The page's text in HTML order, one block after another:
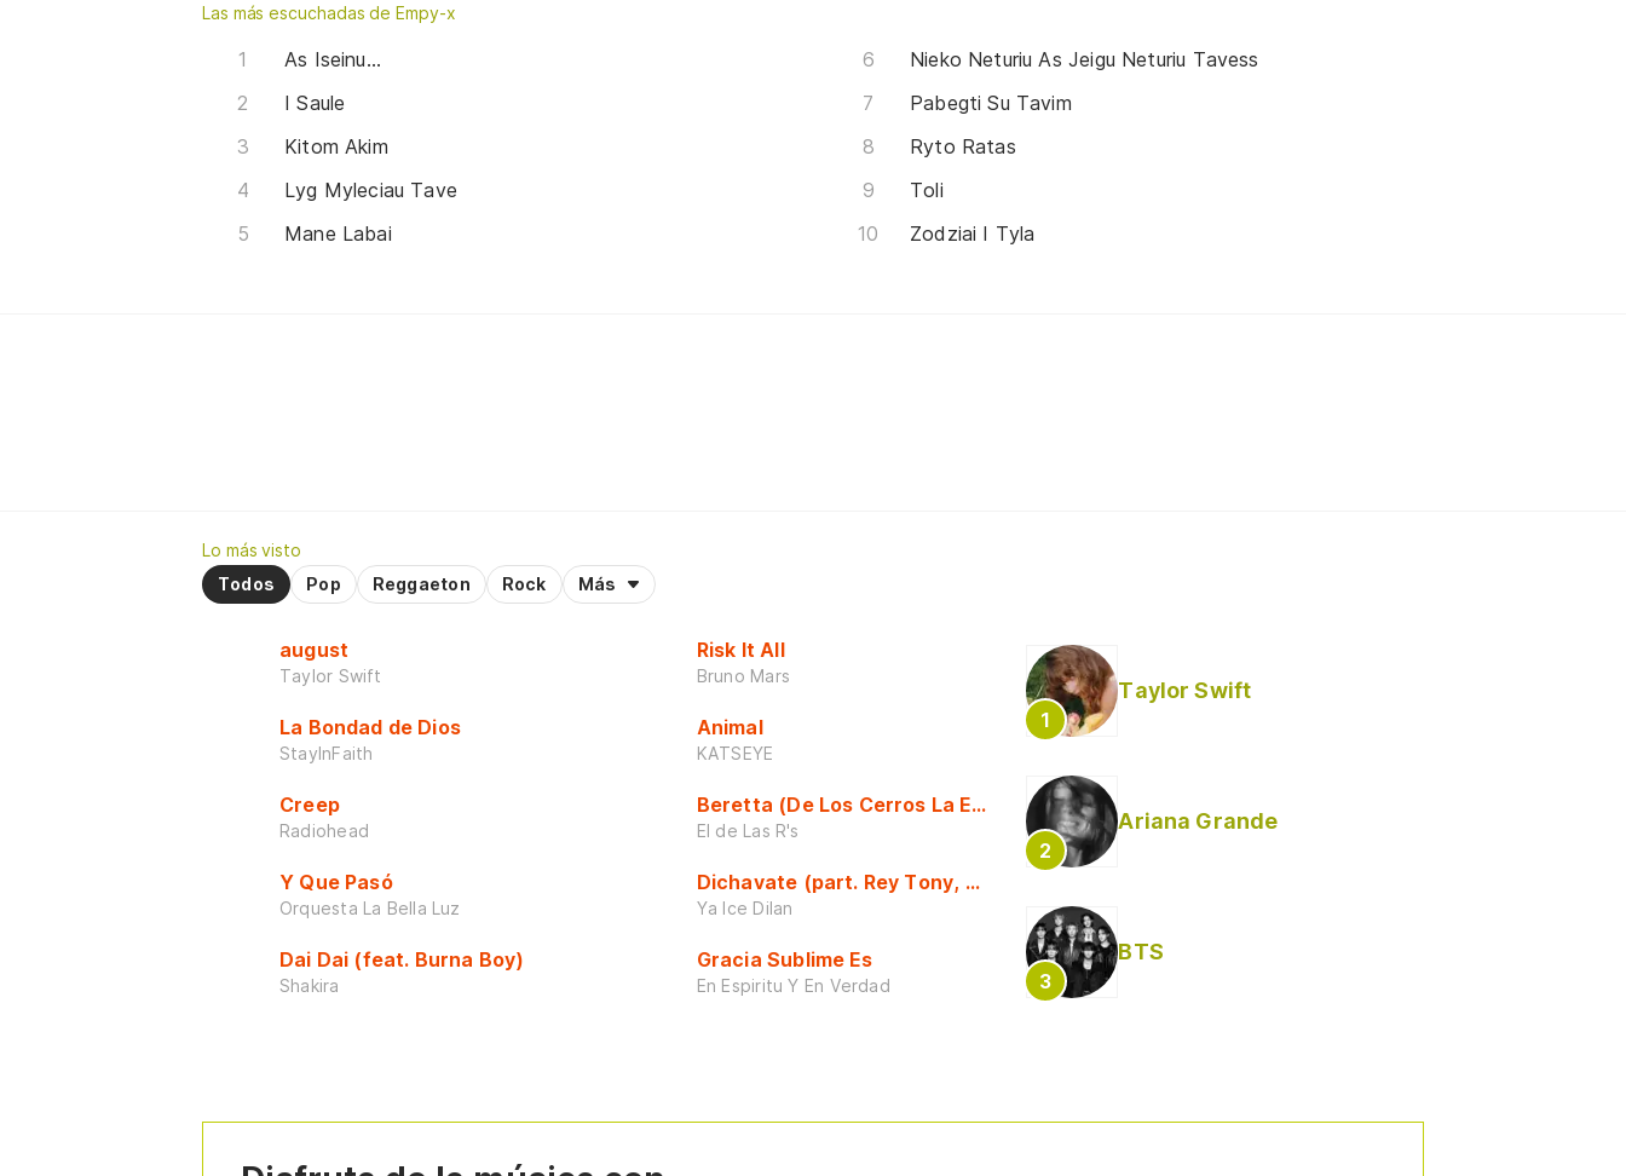
Las más escuchadas de Empy-x
As Iseinu...
I Saule
Kitom Akim
Lyg Myleciau Tave
Mane Labai
Nieko Neturiu As Jeigu Neturiu Tavess
Pabegti Su Tavim
Ryto Ratas
Toli
Zodziai I Tyla
Lo más visto
Todos
Pop Reggaeton Rock Más
august
Taylor Swift
La Bondad de Dios
StayInFaith
Creep
Radiohead
Y Que Pasó
Orquesta La Bella Luz
Dai Dai (feat. Burna Boy)
Shakira
Risk It All
Bruno Mars
Animal
KATSEYE
Beretta (De Los Cerros La Escuela)
El de Las R's
Dichavate (part. Rey Tony, Dj Honda y Helabusador) [explícita]
Ya Ice Dilan
Gracia Sublime Es
En Espiritu Y En Verdad
Taylor Swift
Ariana Grande
BTS